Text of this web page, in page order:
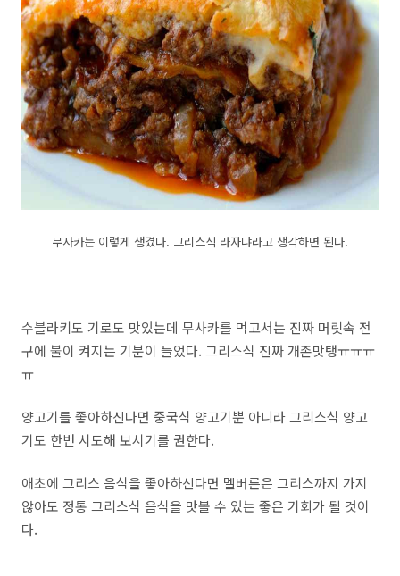
무사카는 이렇게 생겼다. 그리스식 라자냐라고 생각하면 된다.
수블라키도 기로도 맛있는데 무사카를 먹고서는 진짜 머릿속 전
구에 불이 켜지는 기분이 들었다. 그리스식 진짜 개존맛탱ㅠㅠㅠ
ㅠ
양고기를 좋아하신다면 중국식 양고기뿐 아니라 그리스식 양고
기도 한번 시도해 보시기를 권한다.
애초에 그리스 음식을 좋아하신다면 멜버른은 그리스까지 가지
않아도 정통 그리스식 음식을 맛볼 수 있는 좋은 기회가 될 것이
다.